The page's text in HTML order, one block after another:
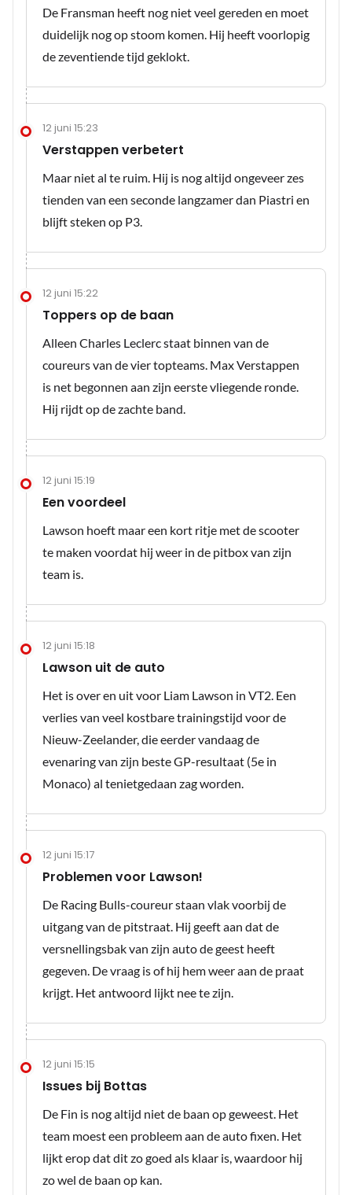
De Fransman heeft nog niet veel gereden en moet
duidelijk nog op stoom komen. Hij heeft voorlopig
de zeventiende tijd geklokt.
12 juni 15:23
Verstappen verbetert
Maar niet al te ruim. Hij is nog altijd ongeveer zes
tienden van een seconde langzamer dan Piastri en
blijft steken op P3.
12 juni 15:22
Toppers op de baan
Alleen Charles Leclerc staat binnen van de
coureurs van de vier topteams. Max Verstappen
is net begonnen aan zijn eerste vliegende ronde.
Hij rijdt op de zachte band.
12 juni 15:19
Een voordeel
Lawson hoeft maar een kort ritje met de scooter
te maken voordat hij weer in de pitbox van zijn
team is.
12 juni 15:18
Lawson uit de auto
Het is over en uit voor Liam Lawson in VT2. Een
verlies van veel kostbare trainingstijd voor de
Nieuw-Zeelander, die eerder vandaag de
evenaring van zijn beste GP-resultaat (5e in
Monaco) al tenietgedaan zag worden.
12 juni 15:17
Problemen voor Lawson!
De Racing Bulls-coureur staan vlak voorbij de
uitgang van de pitstraat. Hij geeft aan dat de
versnellingsbak van zijn auto de geest heeft
gegeven. De vraag is of hij hem weer aan de praat
krijgt. Het antwoord lijkt nee te zijn.
12 juni 15:15
Issues bij Bottas
De Fin is nog altijd niet de baan op geweest. Het
team moest een probleem aan de auto fixen. Het
lijkt erop dat dit zo goed als klaar is, waardoor hij
zo wel de baan op kan.